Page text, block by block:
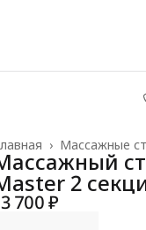
Массажные
›
2
700 ₽